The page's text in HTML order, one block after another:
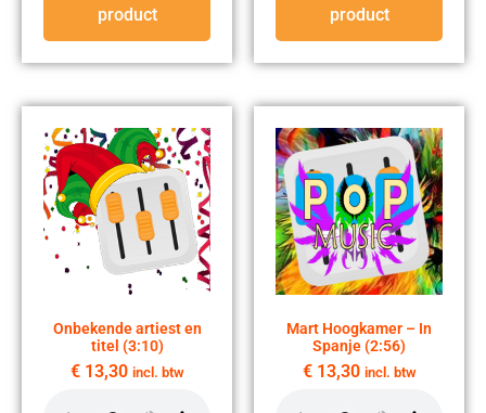
product
product
Onbekende artiest en
titel (3:10)
€13,30 incl. btw
Mart Hoogkamer – In
Spanje (2:56)
€13,30 incl. btw